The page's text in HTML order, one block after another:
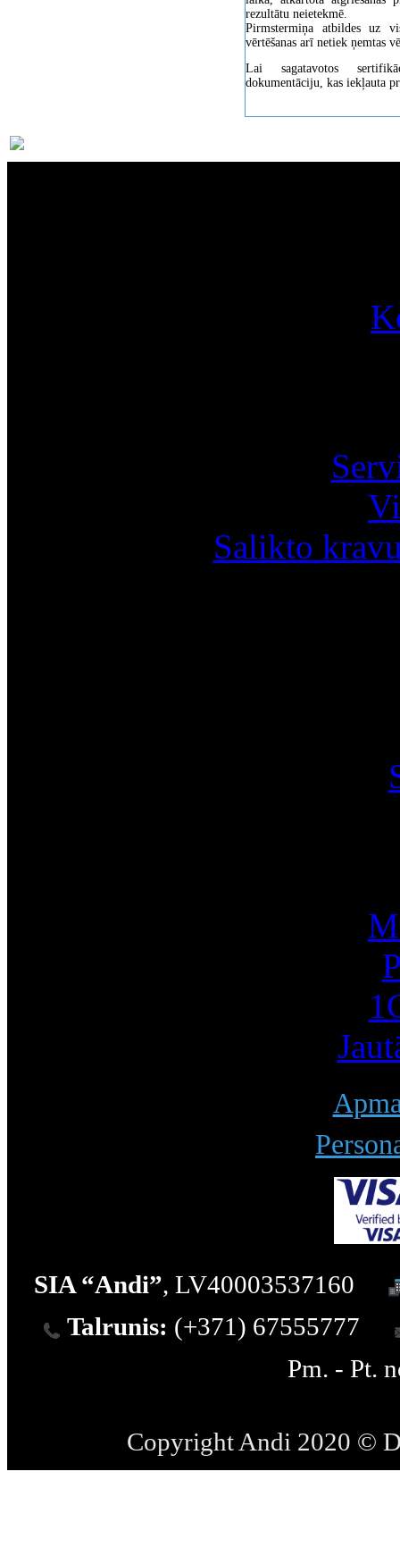
rezultātu neietekmē.
Pirmstermiņa atbildes uz
vērtēšanas arī netiek ņemtas
Lai sagatavotos
dokumentāciju, kas iekļauta
Salikto
SIA “Andi”, LV40003537160
Talrunis: (+371) 67555777
Pm. - Pt.
Copyright Andi 2020 ©